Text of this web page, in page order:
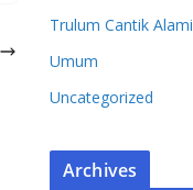
Trulum Cantik Alami
Umum
Uncategorized
Archives